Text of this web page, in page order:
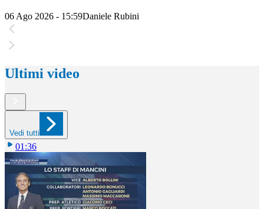
06 Ago 2026 - 15:59Daniele Rubini
Ultimi video
Vedi tutti
01:36